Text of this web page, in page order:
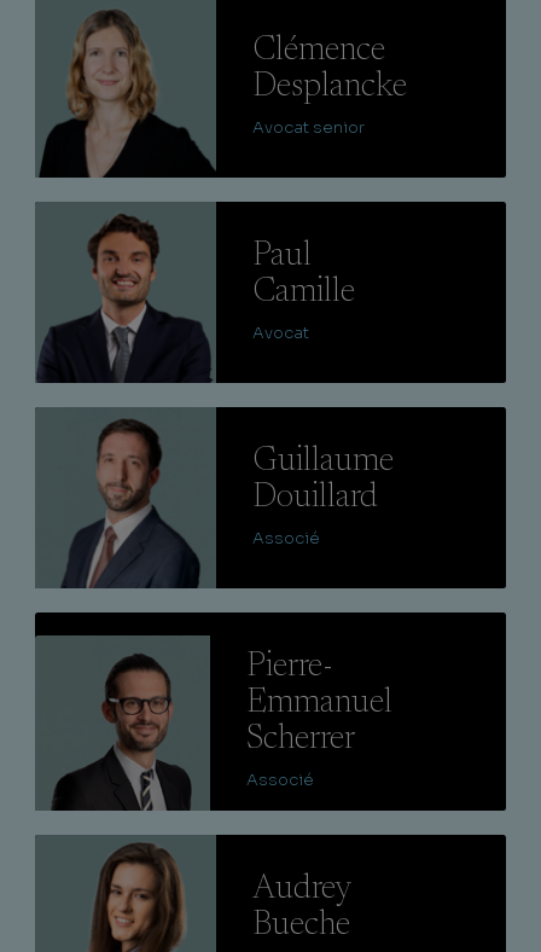
Clémence
Desplancke
Avocat senior
Paul
Camille
Avocat
Guillaume
Douillard
Associé
Pierre-
Emmanuel
Scherrer
Associé
Audrey
Bueche